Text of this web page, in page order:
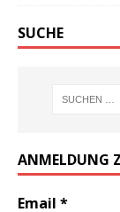
SUCHE
ANMELDUNG
Email *